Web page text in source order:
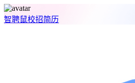
智聘鼠校招简历